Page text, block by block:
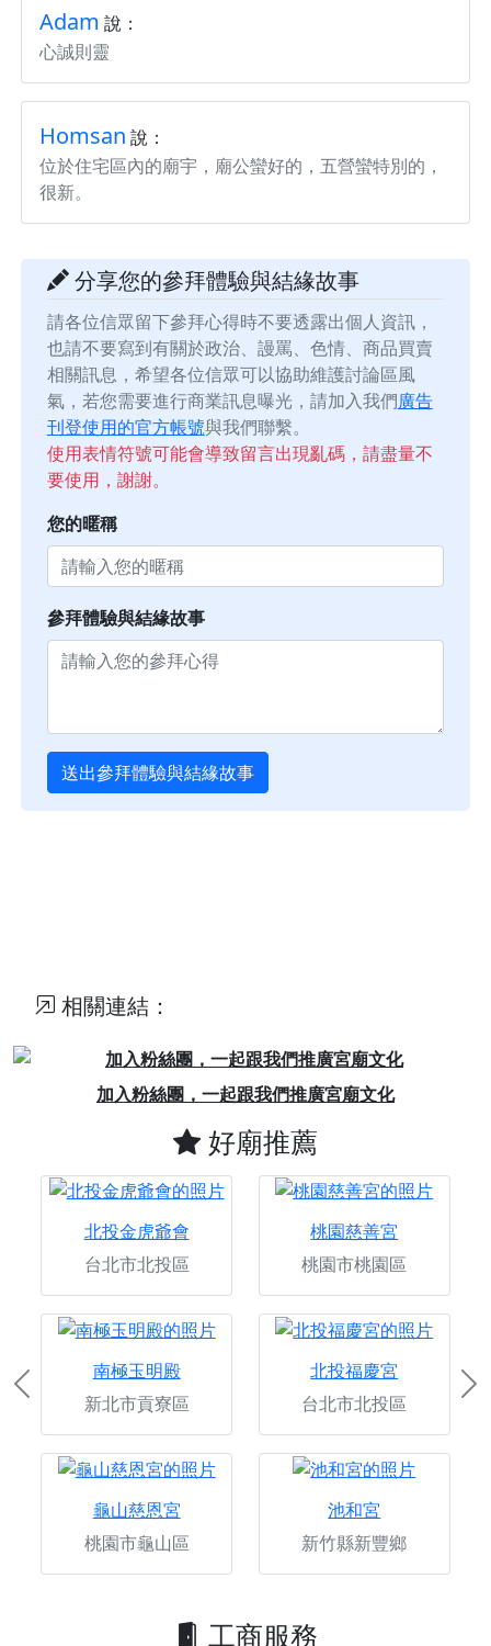
Adam 說：
心誠則靈
Homsan 說：
位於住宅區內的廟宇，廟公蠻好的，五營蠻特別的，
很新。
分享您的參拜體驗與結緣故事
請各位信眾留下參拜心得時不要透露出個人資訊，
也請不要寫到有關於政治、謾罵、色情、商品買賣
相關訊息，希望各位信眾可以協助維護討論區風
氣，若您需要進行商業訊息曝光，請加入我們廣告
刊登使用的官方帳號與我們聯繫。
使用表情符號可能會導致留言出現亂碼，請盡量不
要使用，謝謝。
您的暱稱
參拜體驗與結緣故事
送出參拜體驗與結緣故事
相關連結：
加入粉絲團，一起跟我們推廣宮廟文化
Previous
好廟推薦
北投金虎爺會
台北市北投區
桃園慈善宮
桃園市桃園區
南極玉明殿
新北市貢寮區
北投福慶宮
台北市北投區
龜山慈恩宮
桃園市龜山區
池和宮
新竹縣新豐鄉
Previous
工商服務